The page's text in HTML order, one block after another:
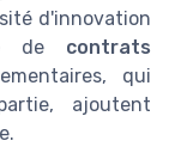
d'innovation
de contrats
qui
ajoutent